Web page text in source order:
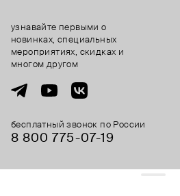
бесплатный звонок по России
8 800 775⁠-07⁠-19
узнавайте первыми о
новинках, специальных
мероприятиях, скидках и
многом другом